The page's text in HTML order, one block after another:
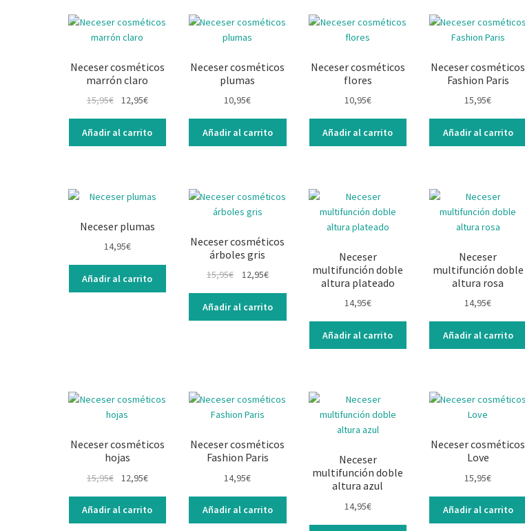
Neceser cosméticos
marrón claro
15,95€ 12,95€
Añadir al carrito
Neceser cosméticos
plumas
10,95€
Añadir al carrito
Neceser cosméticos
flores
10,95€
Añadir al carrito
Neceser cosméticos
Fashion Paris
15,95€
Añadir al carrito
Neceser plumas
14,95€
Añadir al carrito
Neceser cosméticos
árboles gris
15,95€ 12,95€
Añadir al carrito
Neceser
multifunción doble
altura plateado
14,95€
Añadir al carrito
Neceser
multifunción doble
altura rosa
14,95€
Añadir al carrito
Neceser cosméticos
hojas
15,95€ 12,95€
Añadir al carrito
Neceser cosméticos
Fashion Paris
14,95€
Añadir al carrito
Neceser
multifunción doble
altura azul
14,95€
Neceser cosméticos
Love
15,95€
Añadir al carrito